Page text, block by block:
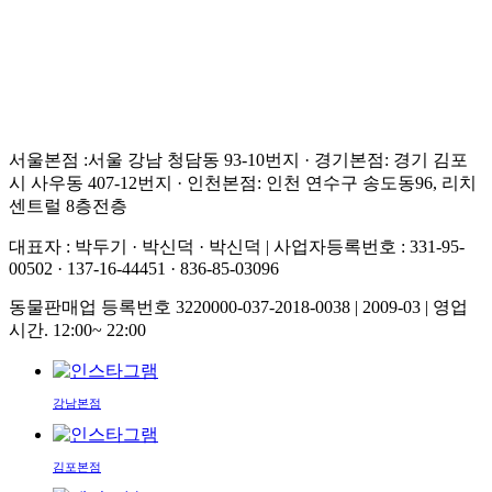
서울본점 :서울 강남 청담동 93-10번지 · 경기본점: 경기 김포
시 사우동 407-12번지 · 인천본점: 인천 연수구 송도동96, 리치
센트럴 8층전층
대표자 : 박두기 · 박신덕 · 박신덕 | 사업자등록번호 : 331-95-
00502 · 137-16-44451 · 836-85-03096
동물판매업 등록번호 3220000-037-2018-0038 | 2009-03 | 영업
시간. 12:00~ 22:00
강남본점
김포본점